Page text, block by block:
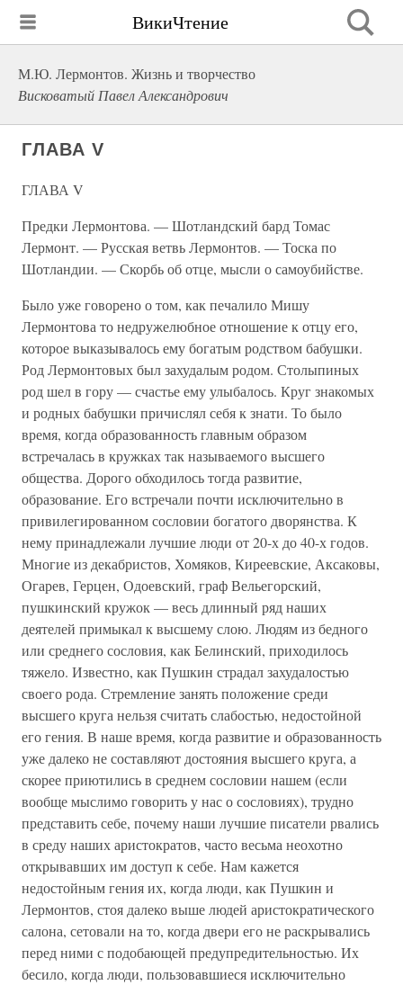
ВикиЧтение
М.Ю. Лермонтов. Жизнь и творчество
Висковатый Павел Александрович
ГЛАВА V
ГЛАВА V
Предки Лермонтова. — Шотландский бард Томас
Лермонт. — Русская ветвь Лермонтов. — Тоска по
Шотландии. — Скорбь об отце, мысли о самоубийстве.
Было уже говорено о том, как печалило Мишу
Лермонтова то недружелюбное отношение к отцу его,
которое выказывалось ему богатым родством бабушки.
Род Лермонтовых был захудалым родом. Столыпиных
род шел в гору — счастье ему улыбалось. Круг знакомых
и родных бабушки причислял себя к знати. То было
время, когда образованность главным образом
встречалась в кружках так называемого высшего
общества. Дорого обходилось тогда развитие,
образование. Его встречали почти исключительно в
привилегированном сословии богатого дворянства. К
нему принадлежали лучшие люди от 20-х до 40-х годов.
Многие из декабристов, Хомяков, Киреевские, Аксаковы,
Огарев, Герцен, Одоевский, граф Вельегорский,
пушкинский кружок — весь длинный ряд наших
деятелей примыкал к высшему слою. Людям из бедного
или среднего сословия, как Белинский, приходилось
тяжело. Известно, как Пушкин страдал захудалостью
своего рода. Стремление занять положение среди
высшего круга нельзя считать слабостью, недостойной
его гения. В наше время, когда развитие и образованность
уже далеко не составляют достояния высшего круга, а
скорее приютились в среднем сословии нашем (если
вообще мыслимо говорить у нас о сословиях), трудно
представить себе, почему наши лучшие писатели рвались
в среду наших аристократов, часто весьма неохотно
открывавших им доступ к себе. Нам кажется
недостойным гения их, когда люди, как Пушкин и
Лермонтов, стоя далеко выше людей аристократического
салона, сетовали на то, когда двери его не раскрывались
перед ними с подобающей предупредительностью. Их
бесило, когда люди, пользовавшиеся исключительно